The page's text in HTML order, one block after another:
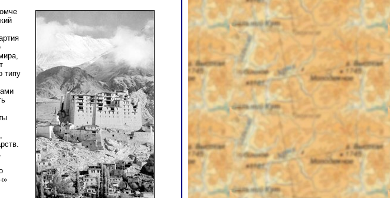
типу